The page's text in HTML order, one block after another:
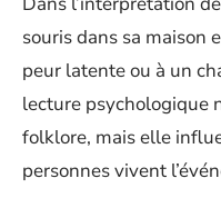
souris dans sa maison
peur latente ou à un
lecture psychologique
folklore, mais elle
personnes vivent